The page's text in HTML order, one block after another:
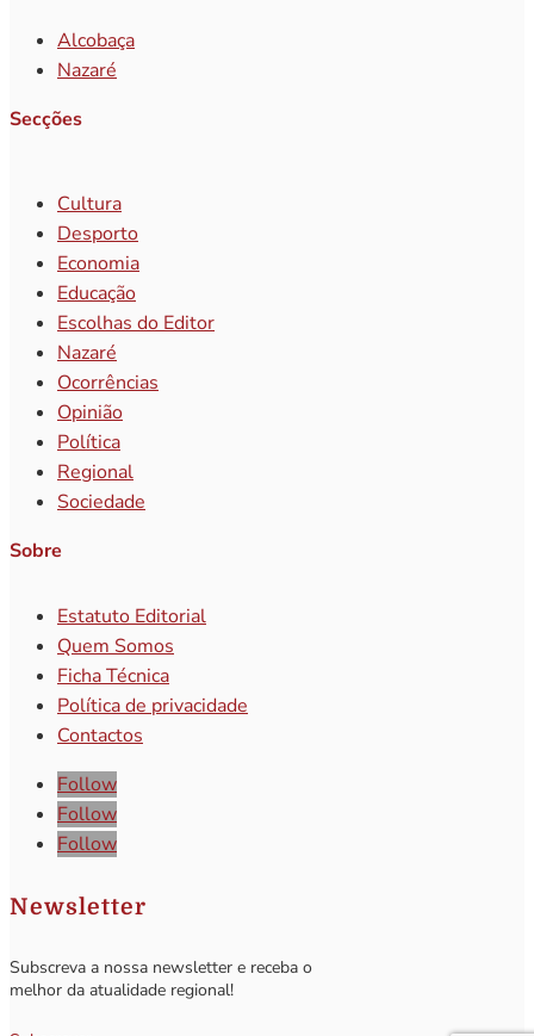
Alcobaça
Nazaré
Secções
Cultura
Desporto
Economia
Educação
Escolhas do Editor
Nazaré
Ocorrências
Opinião
Política
Regional
Sociedade
Sobre
Estatuto Editorial
Quem Somos
Ficha Técnica
Política de privacidade
Contactos
Follow
Follow
Follow
Newsletter
Subscreva a nossa newsletter e receba o
melhor da atualidade regional!